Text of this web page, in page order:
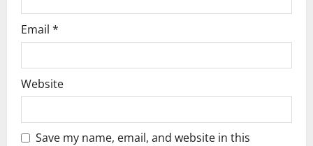
Email *
Website
Save my name, email, and website in this